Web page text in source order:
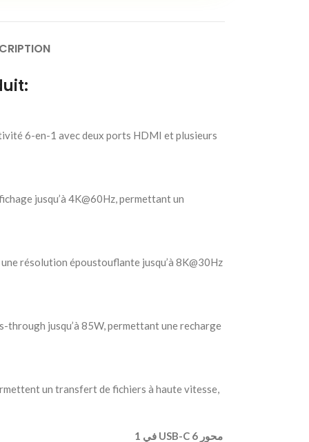
6-en-1 avec deux ports HDMI et plusieurs
jusqu’à 4K@60Hz, permettant un
résolution époustouflante jusqu’à 8K@30Hz
through jusqu’à 85W, permettant une recharge
un transfert de fichiers à haute vitesse,
‫ محور USB-C 6 في 1